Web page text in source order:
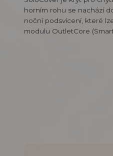
horním rohu se nachází
noční podsvícení, které
modulu OutletCore